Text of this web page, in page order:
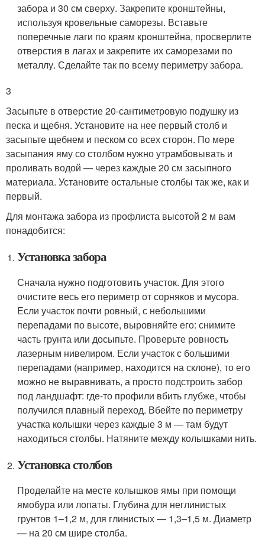
забора и 30 см сверху. Закрепите кронштейны,
используя кровельные саморезы. Вставьте
поперечные лаги по краям кронштейна, просверлите
отверстия в лагах и закрепите их саморезами по
металлу. Сделайте так по всему периметру забора.
3
Засыпьте в отверстие 20-сантиметровую подушку из
песка и щебня. Установите на нее первый столб и
засыпьте щебнем и песком со всех сторон. По мере
засыпания яму со столбом нужно утрамбовывать и
проливать водой — через каждые 20 см засыпного
материала. Установите остальные столбы так же, как и
первый.
Для монтажа забора из профлиста высотой 2 м вам
понадобится:
Установка забора
Сначала нужно подготовить участок. Для этого
очистите весь его периметр от сорняков и мусора.
Если участок почти ровный, с небольшими
перепадами по высоте, выровняйте его: снимите
часть грунта или досыпьте. Проверьте ровность
лазерным нивелиром. Если участок с большими
перепадами (например, находится на склоне), то его
можно не выравнивать, а просто подстроить забор
под ландшафт: где-то профили вбить глубже, чтобы
получился плавный переход. Вбейте по периметру
участка колышки через каждые 3 м — там будут
находиться столбы. Натяните между колышками нить.
Установка столбов
Проделайте на месте колышков ямы при помощи
ямобура или лопаты. Глубина для неглинистых
грунтов 1–1,2 м, для глинистых — 1,3–1,5 м. Диаметр
— на 20 см шире столба.